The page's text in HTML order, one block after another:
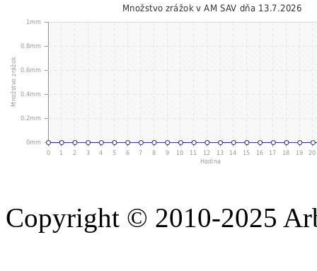
Copyright © 2010-2025